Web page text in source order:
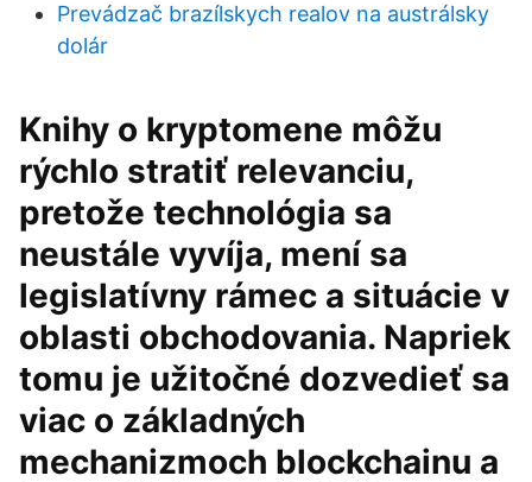
Prevádzač brazílskych realov na austrálsky
dolár
Knihy o kryptomene môžu
rýchlo stratiť relevanciu,
pretože technológia sa
neustále vyvíja, mení sa
legislatívny rámec a situácie v
oblasti obchodovania. Napriek
tomu je užitočné dozvedieť sa
viac o základných
mechanizmoch blockchainu a